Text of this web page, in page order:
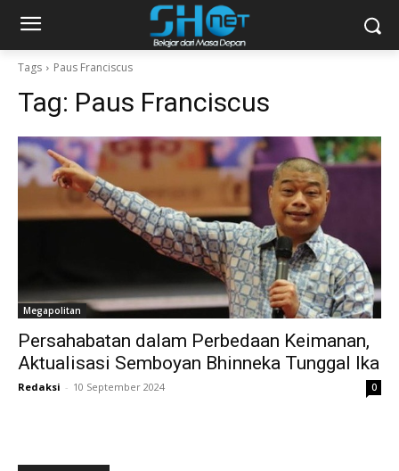
Tags Paus Franciscus
Tag: Paus Franciscus
Megapolitan
Persahabatan dalam Perbedaan Keimanan,
Aktualisasi Semboyan Bhinneka Tunggal Ika
Redaksi - 10 September 2024 0